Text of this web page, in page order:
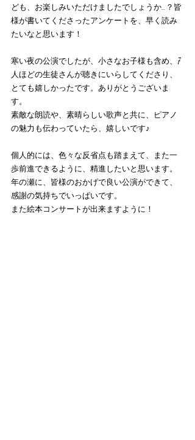
ども、お楽しみいただけましたでしょうか…？皆
様が書いてくださったアンケートを、早く読み
たいなと思います！
寒い夜の公演でしたが、小さなお子様も含め、7
人ほどの生徒さんが聴きにいらしてくださり、
とても嬉しかったです。ありがとうございま
す。
素敵な朗読や、素晴らしい歌声と共に、ピアノ
の魅力も伝わっていたら、嬉しいです♪
個人的には、色々な反省点も踏まえて、また一
歩前進できるように、精進したいと思います。
年の瀬に、皆様のおかげで良い公演ができて、
感謝の気持ちでいっぱいです。
また絵本コンサートが出来ますように！